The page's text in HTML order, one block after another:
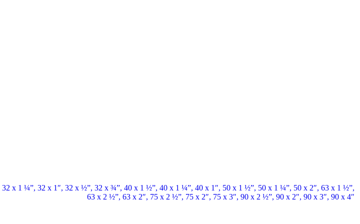
32 x 1 ¼”, 32 x 1″, 32 x ½”, 32 x ¾”, 40 x 1 ½”, 40 x 1 ¼”, 40 x 1″, 50 x 1 ½”, 50 x 1 ¼”, 50 x 2″, 63 x 1 ½”,
63 x 2 ½”, 63 x 2″, 75 x 2 ½”, 75 x 2″, 75 x 3″, 90 x 2 ½”, 90 x 2″, 90 x 3″, 90 x 4″